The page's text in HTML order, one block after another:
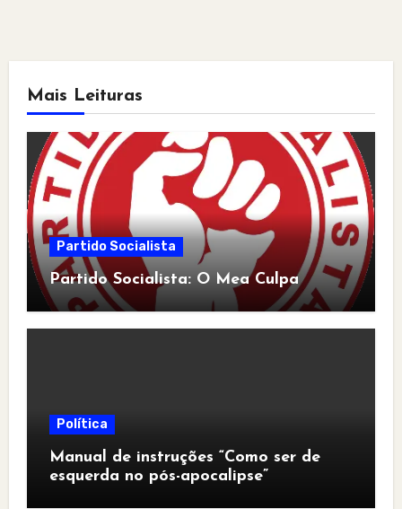
Mais Leituras
Partido Socialista
Partido Socialista: O Mea Culpa
Política
Manual de instruções “Como ser de
esquerda no pós-apocalipse”